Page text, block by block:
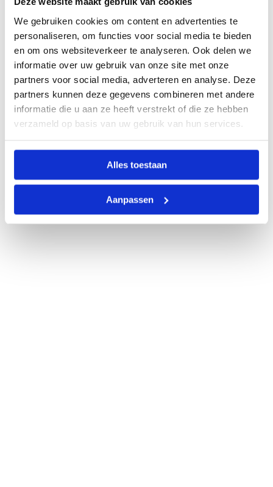
We gebruiken cookies om content en advertenties te
personaliseren, om functies voor social media te bieden
en om ons websiteverkeer te analyseren. Ook delen we
informatie over uw gebruik van onze site met onze
partners voor social media, adverteren en analyse. Deze
partners kunnen deze gegevens combineren met andere
informatie die u aan ze heeft verstrekt of die ze hebben
verzameld op basis van uw gebruik van hun services.
Alles toestaan
Aanpassen